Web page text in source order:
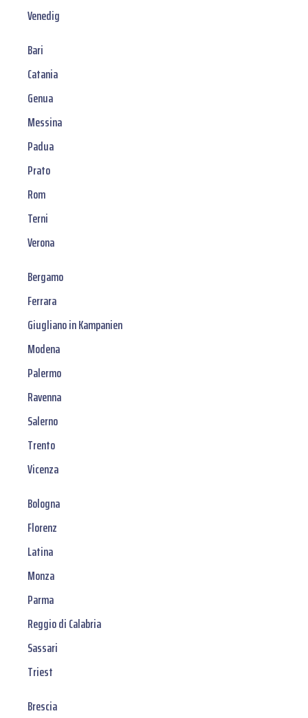
Venedig
Bari
Catania
Genua
Messina
Padua
Prato
Rom
Terni
Verona
Bergamo
Ferrara
Giugliano in Kampanien
Modena
Palermo
Ravenna
Salerno
Trento
Vicenza
Bologna
Florenz
Latina
Monza
Parma
Reggio di Calabria
Sassari
Triest
Brescia